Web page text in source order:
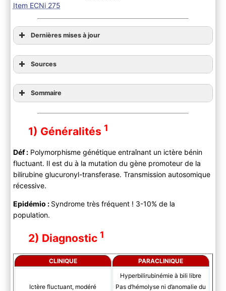
Item ECNi 275
Dernières mises à jour
Sources
Sommaire
1) Généralités 1
Déf :Polymorphisme génétique entraînant un ictère bénin
fluctuant. Il est du à la mutation du gène promoteur de la
bilirubine glucuronyl-transferase. Transmission autosomique
récessive.
Epidémio : Syndrome très fréquent ! 3-10% de la
population.
2) Diagnostic 1
CLINIQUE PARACLINIQUE
Ictère fluctuant, modéré
Hyperbilirubinémie à bili libre
Pas d’hémolyse ni d’anomalie du